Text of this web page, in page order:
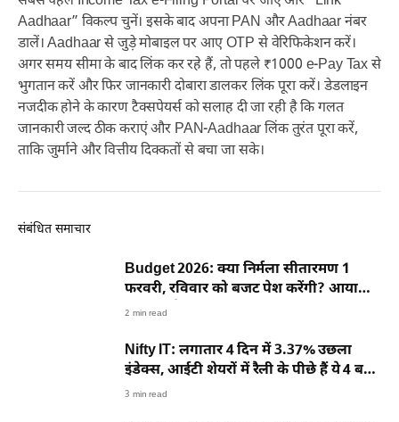
Aadhaar” विकल्प चुनें। इसके बाद अपना PAN और Aadhaar नंबर
डालें। Aadhaar से जुड़े मोबाइल पर आए OTP से वेरिफिकेशन करें।
अगर समय सीमा के बाद लिंक कर रहे हैं, तो पहले ₹1000 e-Pay Tax से
भुगतान करें और फिर जानकारी दोबारा डालकर लिंक पूरा करें। डेडलाइन
नजदीक होने के कारण टैक्सपेयर्स को सलाह दी जा रही है कि गलत
जानकारी जल्द ठीक कराएं और PAN-Aadhaar लिंक तुरंत पूरा करें,
ताकि जुर्माने और वित्तीय दिक्कतों से बचा जा सके।
संबंधित समाचार
Budget 2026: क्या निर्मला सीतारमण 1
फरवरी, रविवार को बजट पेश करेंगी? आया
नया अपडेट
2 min read
Nifty IT: लगातार 4 दिन में 3.37% उछला
इंडेक्स, आईटी शेयरों में रैली के पीछे हैं ये 4 बड़ी
वजहें
3 min read